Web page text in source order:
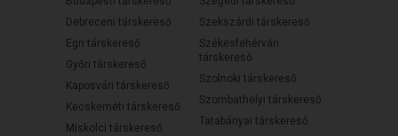
Debreceni társkereső
Egri társkereső
Győri társkereső
Kaposvári társkereső
Kecskeméti társkereső
Miskolci társkereső
Szekszárdi társkereső
Székesfehérvári
társkereső
Szolnoki társkereső
Szombathelyi társkereső
Tatabányai társkereső